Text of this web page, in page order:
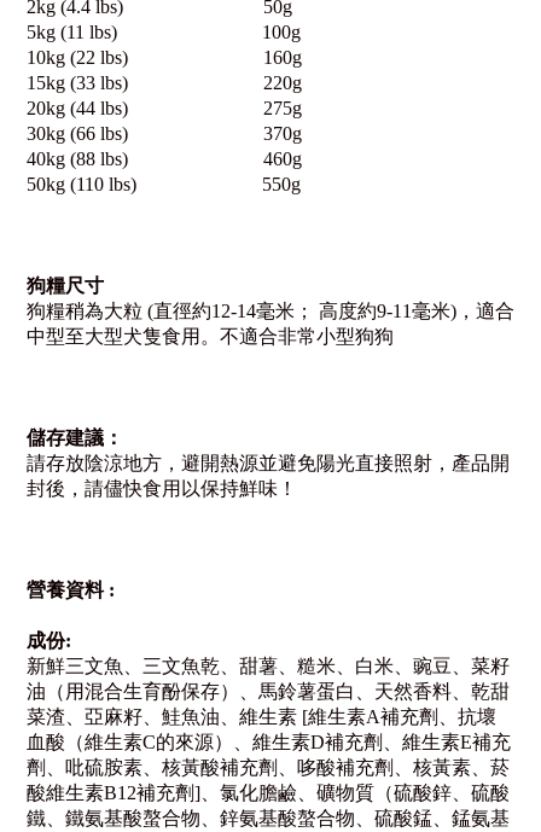
2kg (4.4 lbs) 50g
5kg (11 lbs) 100g
10kg (22 lbs) 160g
15kg (33 lbs) 220g
20kg (44 lbs) 275g
30kg (66 lbs) 370g
40kg (88 lbs) 460g
50kg (110 lbs) 550g
狗糧尺寸
狗糧稍為大粒 (直徑約12-14毫米； 高度約9-11毫米) ，適合
中型至大型犬隻食用。不適合非常小型狗狗
儲存建議：
請存放陰涼地方， 避開熱源並避免陽光直接照射 ，產品開
封後，請儘快食用以保持鮮味！
營養資料:
成份:
新鮮三文魚、三文魚乾、甜薯、糙米、白米、豌豆、菜籽
油（用混合生育酚保存）、馬鈴薯蛋白、天然香料、乾甜
菜渣、亞麻籽、鮭魚油、維生素 [維生素A補充劑、抗壞
血酸（維生素C的來源）、維生素D補充劑、維生素E補充
劑、吡硫胺素、核黃酸補充劑、哆酸補充劑、核黃素、菸
酸維生素B12補充劑] 、氯化膽鹼、礦物質（硫酸鋅、硫酸
鐵、鐵氨基酸螯合物、鋅氨基酸螯合物、硫酸錳、錳氨基